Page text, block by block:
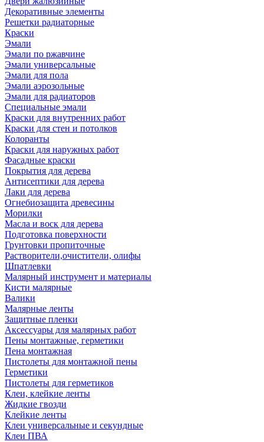
Декоративные элементы
Решетки радиаторные
Краски
Эмали
Эмали по ржавчине
Эмали универсальные
Эмали для пола
Эмали аэрозольные
Эмали для радиаторов
Специальные эмали
Краски для внутренних работ
Краски для стен и потолков
Колоранты
Краски для наружных работ
Фасадные краски
Покрытия для дерева
Антисептики для дерева
Лаки для дерева
Огнебиозащита древесины
Морилки
Масла и воск для дерева
Подготовка поверхности
Грунтовки пропиточные
Растворители,очистители, олифы
Шпатлевки
Малярный инструмент и материалы
Кисти малярные
Валики
Малярные ленты
Защитные пленки
Аксессуары для малярных работ
Пены монтажные, герметики
Пена монтажная
Пистолеты для монтажной пены
Герметики
Пистолеты для герметиков
Клеи, клейкие ленты
Жидкие гвозди
Клейкие ленты
Клеи универсальные и секундные
Клеи ПВА